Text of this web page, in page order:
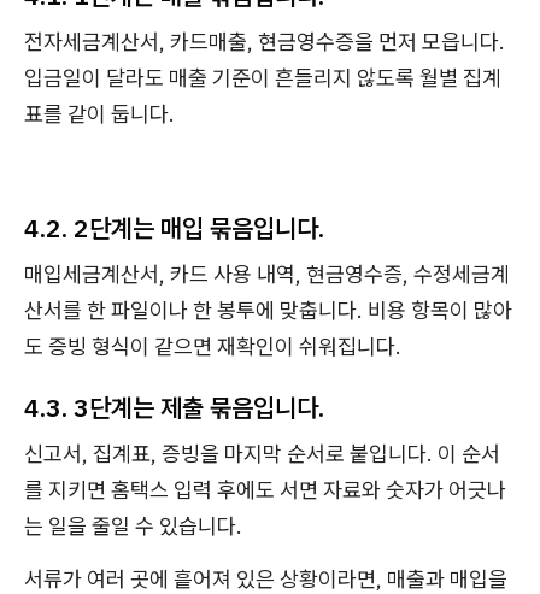
전자세금계산서, 카드매출, 현금영수증을 먼저 모읍니다.
입금일이 달라도 매출 기준이 흔들리지 않도록 월별 집계
표를 같이 둡니다.
4.2. 2단계는 매입 묶음입니다.
매입세금계산서, 카드 사용 내역, 현금영수증, 수정세금계
산서를 한 파일이나 한 봉투에 맞춥니다. 비용 항목이 많아
도 증빙 형식이 같으면 재확인이 쉬워집니다.
4.3. 3단계는 제출 묶음입니다.
신고서, 집계표, 증빙을 마지막 순서로 붙입니다. 이 순서
를 지키면 홈택스 입력 후에도 서면 자료와 숫자가 어긋나
는 일을 줄일 수 있습니다.
서류가 여러 곳에 흩어져 있은 상황이라면, 매출과 매입을